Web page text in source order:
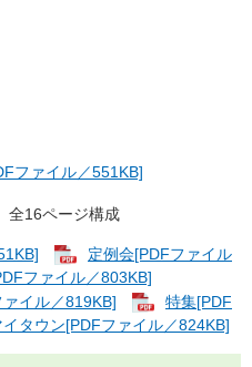
ファイル／551KB]
全16ページ構成
定例会[PDFファイル
ファイル／803KB]
イル／819KB]
特集[PDF
イタウン[PDFファイル／824KB]